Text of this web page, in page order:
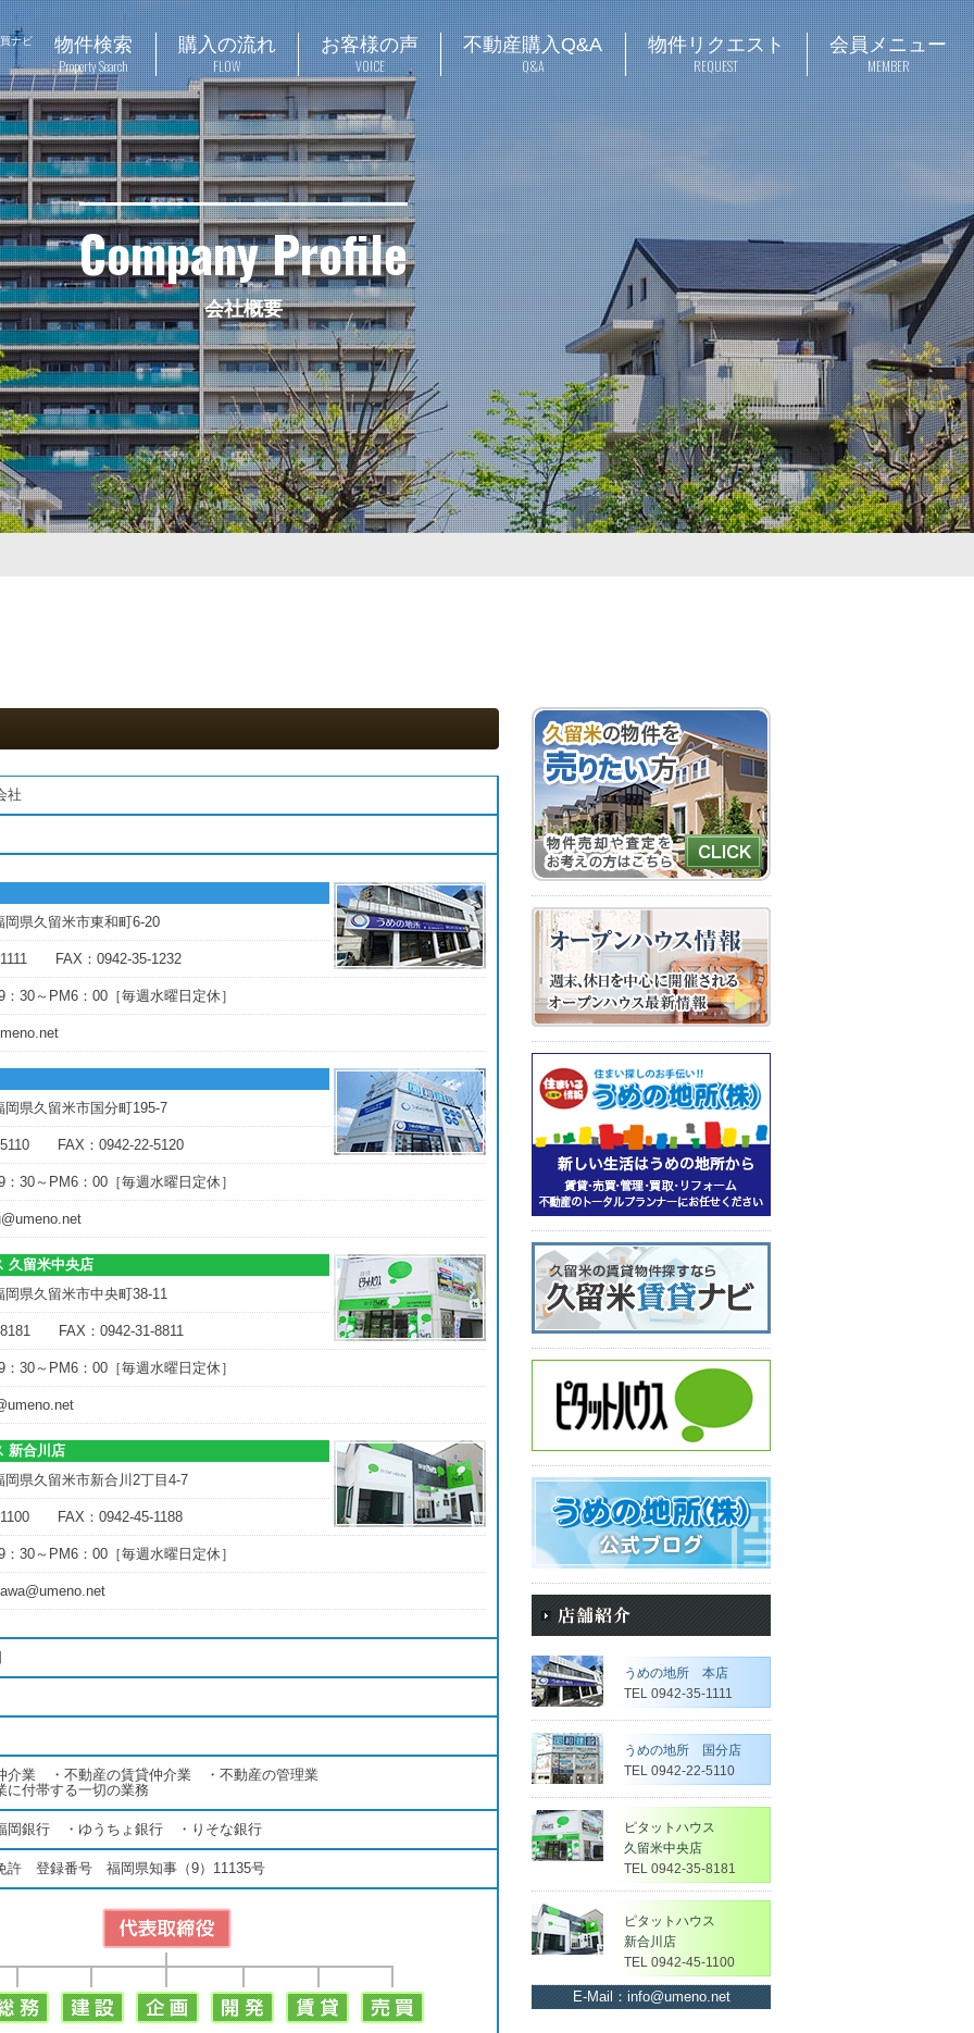
ナビ 物件検索
Property Search
購入の流れ
FLOW
お客様の声
VOICE
不動産購入Q&A
Q&A
物件リクエスト
REQUEST
会員メニュー
MEMBER
Company Profile
会社概要
社
県久留米市東和町6-20
1111 FAX：0942-35-1232
30～PM6：00［毎週水曜日定休］
県久留米市国分町195-7
5110 FAX：0942-22-5120
30～PM6：00［毎週水曜日定休］
久留米中央店
県久留米市中央町38-11
8181 FAX：0942-31-8811
30～PM6：00［毎週水曜日定休］
新合川店
県久留米市新合川2丁目4-7
1100 FAX：0942-45-1188
30～PM6：00［毎週水曜日定休］
介業 ・不動産の賃貸仲介業 ・不動産の管理業
に付帯する一切の業務
岡銀行 ・ゆうちょ銀行 ・りそな銀行
許 登録番号 福岡県知事（9）11135号
うめの地所 本店
TEL 0942-35-1111
うめの地所 国分店
TEL 0942-22-5110
ピタットハウス
久留米中央店
TEL 0942-35-8181
ピタットハウス
新合川店
TEL 0942-45-1100
E-Mail：info@umeno.net